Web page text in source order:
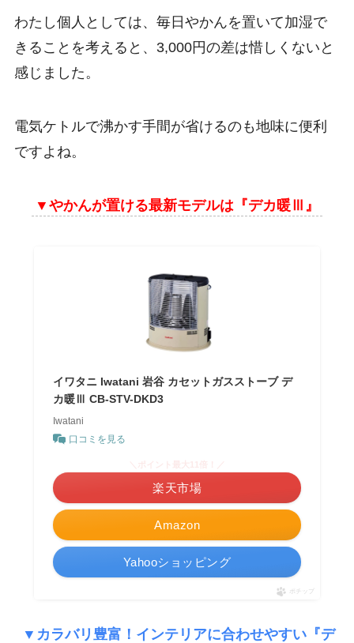
わたし個人としては、毎日やかんを置いて加湿で
きることを考えると、3,000円の差は惜しくないと
感じました。
電気ケトルで沸かす手間が省けるのも地味に便利
ですよね。
▼やかんが置ける最新モデルは『デカ暖Ⅲ』
イワタニ Iwatani 岩谷 カセットガスストーブ デ
カ暖Ⅲ CB-STV-DKD3
Iwatani
口コミを見る
Amazon
楽天市場
Yahooショッピング
ポチップ
▼カラバリ豊富！インテリアに合わせやすい『デ